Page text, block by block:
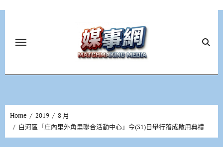
Home 2019
8 月
白河區「庄內里外角里聯合活動中心」今(31)日舉行落成啟用典禮